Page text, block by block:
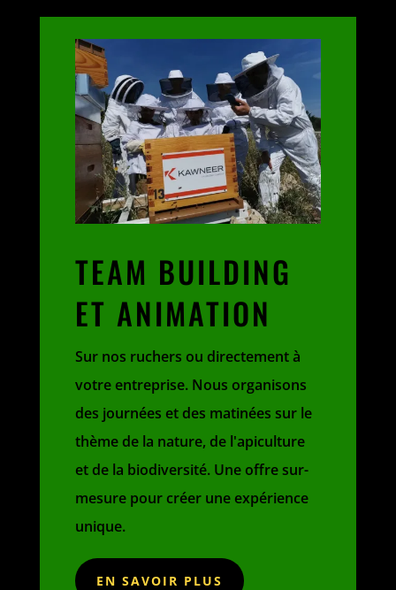
TEAM BUILDING
ET ANIMATION
Sur nos ruchers ou directement à
votre entreprise. Nous organisons
des journées et des matinées sur le
thème de la nature, de l'apiculture
et de la biodiversité. Une offre sur-
mesure pour créer une expérience
unique.
EN SAVOIR PLUS